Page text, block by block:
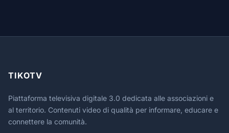
TIKOTV
Piattaforma televisiva digitale 3.0 dedicata alle associazioni e
al territorio. Contenuti video di qualità per informare, educare e
connettere la comunità.